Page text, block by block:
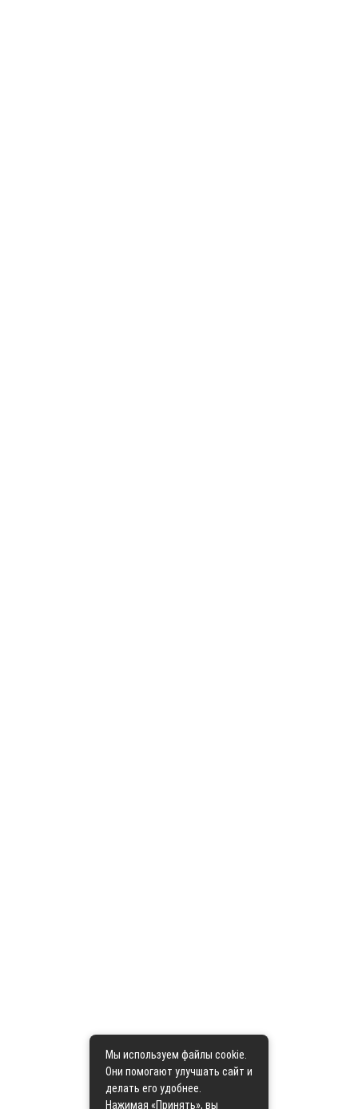
Мы используем файлы cookie.
Они помогают улучшать сайт и
делать его удобнее.
Нажимая «Принять», вы